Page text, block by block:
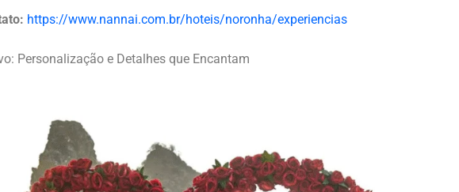
https://www.nannai.com.br/hoteis/noronha/experiencias
Personalização e Detalhes que Encantam